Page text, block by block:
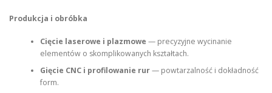
Produkcja i obróbka
Cięcie laserowe i plazmowe — precyzyjne wycinanie
elementów o skomplikowanych kształtach.
Gięcie CNC i profilowanie rur— powtarzalność i dokładność
form.